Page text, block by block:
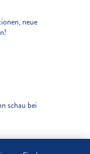
neue
schau bei